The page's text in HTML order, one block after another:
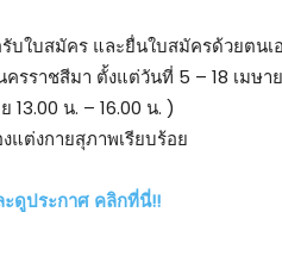
บใบสมัคร และยื่นใบสมัครด้วยตน
รราชสีมา ตั้งแต่วันที่ 5 – 18 เมษา
13.00 น. – 16.00 น. )
แต่งกายสุภาพเรียบร้อย
ะดูประกาศ คลิกที่นี่!!